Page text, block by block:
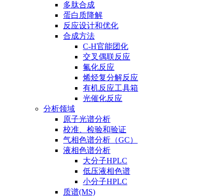
多肽合成
蛋白质降解
反应设计和优化
合成方法
C-H官能团化
交叉偶联反应
氟化反应
烯烃复分解反应
有机反应工具箱
光催化反应
分析领域
原子光谱分析
校准、检验和验证
气相色谱分析（GC）
液相色谱分析
大分子HPLC
低压液相色谱
小分子HPLC
质谱(MS)